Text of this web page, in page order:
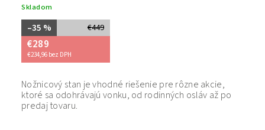
Skladom
€449
–35 %
€289
€234,96 bez DPH
Nožnicový stan je vhodné riešenie pre rôzne akcie,
ktoré sa odohrávajú vonku, od rodinných osláv až po
predaj tovaru.